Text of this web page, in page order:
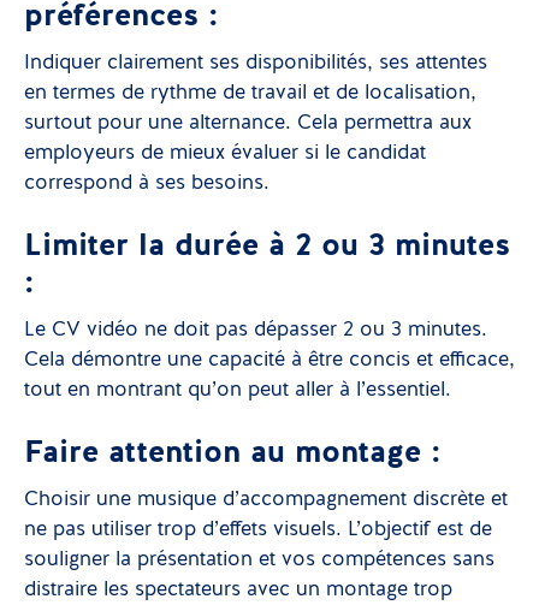
préférences :
Indiquer clairement ses disponibilités, ses attentes
en termes de rythme de travail et de localisation,
surtout pour une alternance. Cela permettra aux
employeurs de mieux évaluer si le candidat
correspond à ses besoins.
Limiter la durée à 2 ou 3 minutes
:
Le CV vidéo ne doit pas dépasser 2 ou 3 minutes.
Cela démontre une capacité à être concis et efficace,
tout en montrant qu’on peut aller à l’essentiel.
Faire attention au montage :
Choisir une musique d’accompagnement discrète et
ne pas utiliser trop d’effets visuels. L’objectif est de
souligner la présentation et vos compétences sans
distraire les spectateurs avec un montage trop